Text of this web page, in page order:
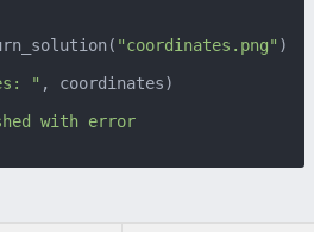
"coordinates.png"
"
with error